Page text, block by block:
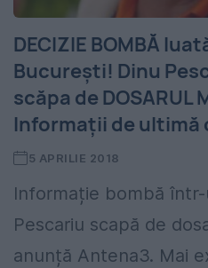
DECIZIE BOMBĂ
București! Dinu
scăpa de DOSARUL
Informații de ultimă
5 APRILIE 2018
Informație bombă
Pescariu scapă de
anunță Antena3. Mai